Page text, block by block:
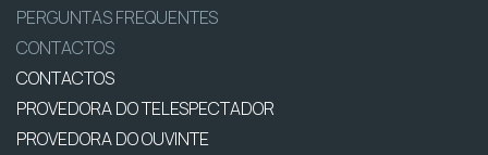
PERGUNTAS FREQUENTES
CONTACTOS
CONTACTOS
PROVEDORA DO TELESPECTADOR
PROVEDORA DO OUVINTE